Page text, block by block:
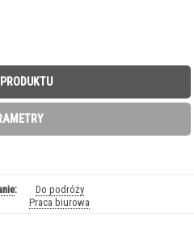
:
Do podróży
Praca biurowa